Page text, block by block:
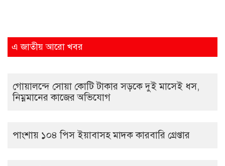
এ জাতীয় আরো খবর
গোয়ালন্দে সোয়া কোটি টাকার সড়কে দুই মাসেই ধস,
নিম্নমানের কাজের অভিযোগ
পাংশায় ১০৪ পিস ইয়াবাসহ মাদক কারবারি গ্রেপ্তার